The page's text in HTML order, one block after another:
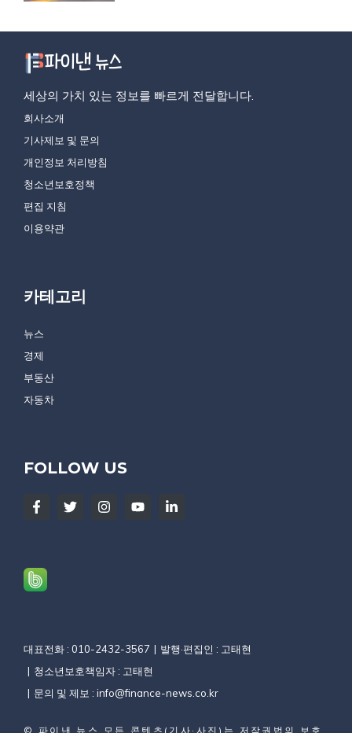
세상의 가치 있는 정보를 빠르게 전달합니다.
회사소개
기사제보 및 문의
개인정보 처리방침
청소년보호정책
편집 지침
이용약관
카테고리
뉴스
경제
부동산
자동차
FOLLOW US
대표전화 : 010-2432-3567
발행·편집인 : 고태현
청소년보호책임자 : 고태현
문의 및 제보 : info@finance-news.co.kr
© 파이낸 뉴스 모든 콘텐츠(기사·사진)는 저작권법의 보호